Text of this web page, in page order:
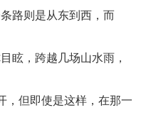
路则是从东到西，而
，跨越几场山水雨，
但即使是这样，在那一